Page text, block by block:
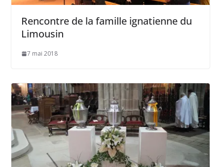
Rencontre de la famille ignatienne du
Limousin
7 mai 2018